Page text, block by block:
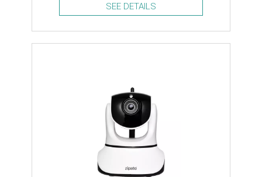
SEE DETAILS